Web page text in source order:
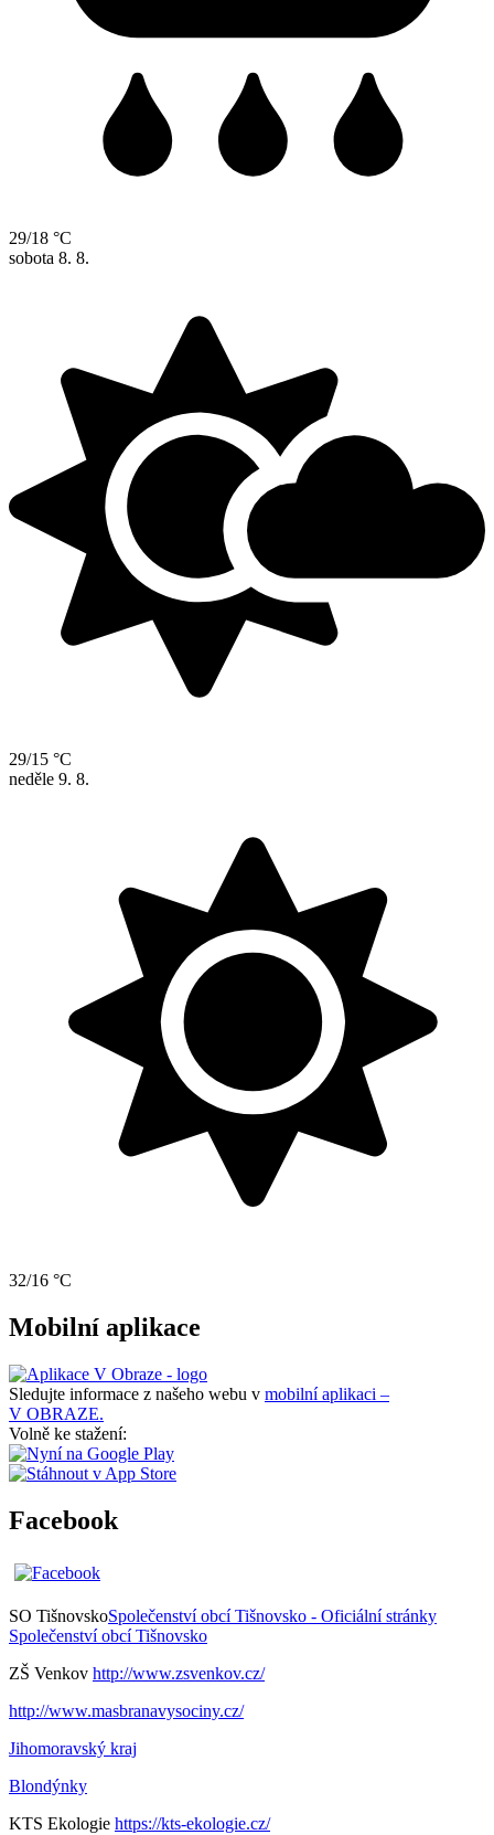
29/18 °C
sobota 8. 8.
29/15 °C
neděle 9. 8.
32/16 °C
Mobilní aplikace
Sledujte informace z našeho webu v mobilní aplikaci –
V OBRAZE.
Volně ke stažení:
Facebook
SO TišnovskoSpolečenství obcí Tišnovsko - Oficiální stránky
Společenství obcí Tišnovsko
ZŠ Venkov http://www.zsvenkov.cz/
http://www.masbranavysociny.cz/
Jihomoravský kraj
Blondýnky
KTS Ekologie https://kts-ekologie.cz/